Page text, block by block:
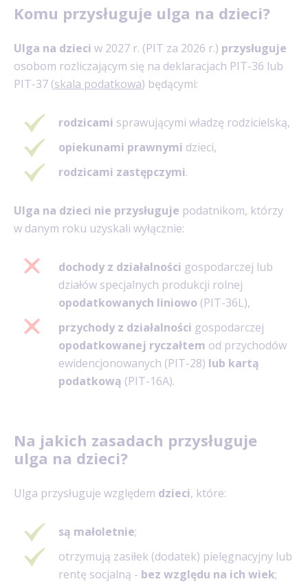
Komu przysługuje ulga na dzieci?
Ulga na dzieci w 2027 r. (PIT za 2026 r.) przysługuje
osobom rozliczającym się na deklaracjach PIT-36 lub
PIT-37 (skala podatkowa) będącymi:
rodzicami sprawującymi władzę rodzicielską,
opiekunami prawnymi dzieci,
rodzicami zastępczymi.
Ulga na dzieci nie przysługuje podatnikom, którzy
w danym roku uzyskali wyłącznie:
dochody z działalności gospodarczej lub
działów specjalnych produkcji rolnej
opodatkowanych liniowo (PIT-36L),
przychody z działalności gospodarczej
opodatkowanej ryczałtem od przychodów
ewidencjonowanych (PIT-28) lub kartą
podatkową (PIT-16A).
Na jakich zasadach przysługuje
ulga na dzieci?
Ulga przysługuje względem dzieci, które:
są małoletnie;
otrzymują zasiłek (dodatek) pielęgnacyjny lub
rentę socjalną - bez względu na ich wiek;